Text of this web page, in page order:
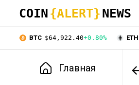
COIN {ALERT} NEWS
BTC $64,922.40+0.80% ETH
Главная